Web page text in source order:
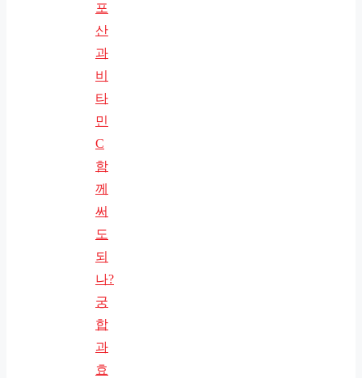
포
산
과
비
타
민
C
함
께
써
도
되
나?
궁
합
과
효